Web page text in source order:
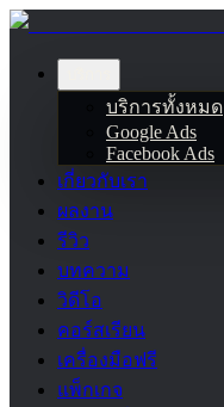
บริการทั้งหมด
Google Ads
Facebook Ads
เกี่ยวกับเรา
ผลงาน
รีวิว
บทความ
วิดีโอ
คอร์สเรียน
เครื่องมือฟรี
แพ็กเกจ